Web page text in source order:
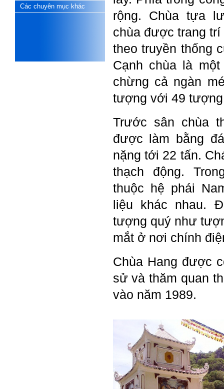
Phải thấy đó là điều không
tốt đẹp do chính em gây ra,
Các chuyên mục khác
rộng. Chùa tựa
chùa được trang
theo truyền thống
Cạnh chùa là
chừng cả ngàn
tượng với 49
Trước sân chùa
được làm bằng
nặng tới 22 tấn.
thạch động.
thuộc hệ phái
liệu khác nhau.
tượng quý như
mắt ở nơi chính
Chùa Hang được
sử và thăm quan
vào năm 1989.